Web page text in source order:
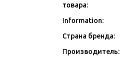
товара:
Information:
Страна бренда:
Производитель: